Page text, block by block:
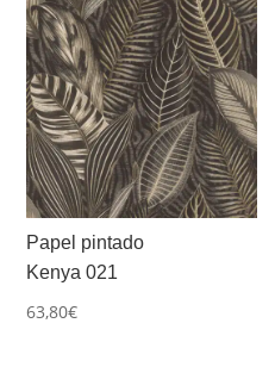
Papel pintado
Kenya 021
63,80€